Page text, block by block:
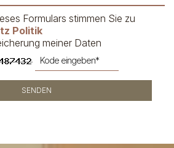
Formulars stimmen Sie zu
Politik
meiner Daten
SENDEN